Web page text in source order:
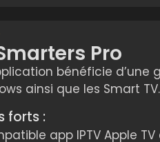
Pro
bénéficie d’une
ainsi que les Smart TV.
forts :
app IPTV Apple TV